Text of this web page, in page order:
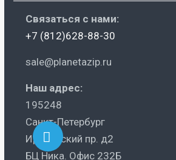
Связаться с нами:
+7 (812)628-88-30
sale@planetazip.ru
Наш адрес:
195248
Санкт-Петербург
Ириновский пр. д2
БЦ Ника. Офис 232Б